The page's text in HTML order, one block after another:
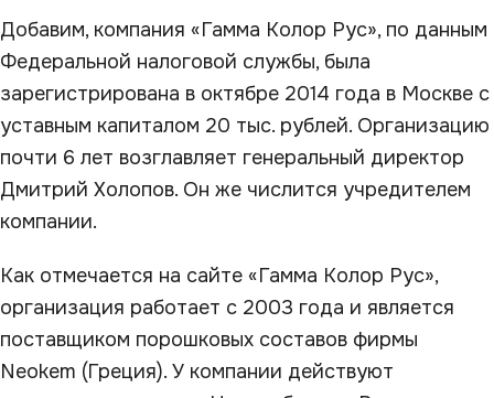
Добавим, компания «Гамма Колор Рус», по данным
Федеральной налоговой службы, была
зарегистрирована в октябре 2014 года в Москве с
уставным капиталом 20 тыс. рублей. Организацию
почти 6 лет возглавляет генеральный директор
Дмитрий Холопов. Он же числится учредителем
компании.
Как отмечается на сайте «Гамма Колор Рус»,
организация работает с 2003 года и является
поставщиком порошковых составов фирмы
Neokem (Греция). У компании действуют